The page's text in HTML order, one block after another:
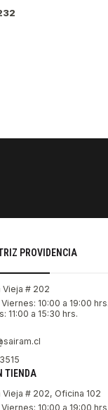
PROVIDENCIA
Vieja # 202
10:00 a 19:00 hrs.
11:00 a 15:30 hrs.
TIENDA
Vieja # 202, Oficina 102
10:00 a 19:00 hrs.